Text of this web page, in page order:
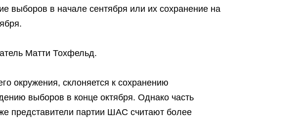
выборов в начале сентября или их сохранение на
Матти Тохфельд.
окружения, склоняется к сохранению
выборов в конце октября. Однако часть
представители партии ШАС считают более